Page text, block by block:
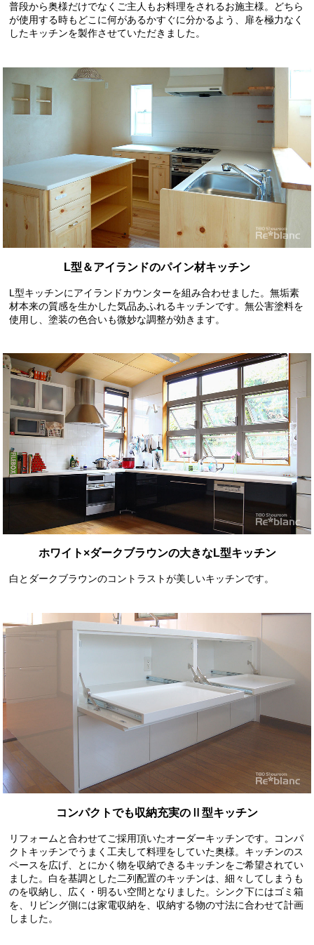
普段から奥様だけでなくご主人もお料理をされるお施主様。どちら
が使用する時もどこに何があるかすぐに分かるよう、扉を極力なく
したキッチンを製作させていただきました。
L型＆アイランドのパイン材キッチン
L型キッチンにアイランドカウンターを組み合わせました。無垢素
材本来の質感を生かした気品あふれるキッチンです。無公害塗料を
使用し、塗装の色合いも微妙な調整が効きます。
ホワイト×ダークブラウンの大きなL型キッチン
白とダークブラウンのコントラストが美しいキッチンです。
コンパクトでも収納充実のⅡ型キッチン
リフォームと合わせてご採用頂いたオーダーキッチンです。コンパ
クトキッチンでうまく工夫して料理をしていた奥様。キッチンのス
ペースを広げ、とにかく物を収納できるキッチンをご希望されてい
ました。白を基調とした二列配置のキッチンは、細々してしまうも
のを収納し、広く・明るい空間となりました。シンク下にはゴミ箱
を、リビング側には家電収納を、収納する物の寸法に合わせて計画
しました。